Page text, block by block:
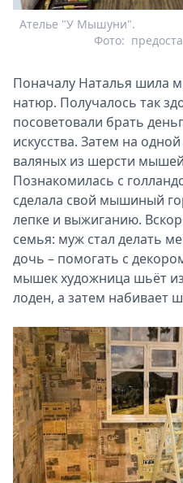
Ателье "У Мышуни".
Фото:
Поначалу Наталья шила
натюр. Получалось так
посоветовали брать
искусства. Затем на
валяных из шерсти
Познакомилась с
сделала свой мышиный
лепке и выжиганию.
семья: муж стал делать
дочь – помогать с
мышек художница шьёт
лоден, а затем набивает